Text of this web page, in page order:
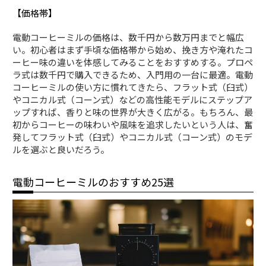
【価格帯】
電動コーヒーミルの価格は、数千円から数万円までと幅広
い。初心者はまず手頃な価格帯から始め、挽き方や淹れたコ
ーヒー味の違いを体感してみることをおすすめする。プロペ
ラ式は数千円で購入できるため、入門用の一台に最適。電動
コーヒーミルの使い方に慣れてきたら、フラット式（臼式）
やコニカル式（コーン式）などの高性能モデルにステップア
ップすれば、香りと味の世界が大きく広がる。もちろん、最
初からコーヒーの味わいや風味を追求したいという人は、奮
発してフラット式（臼式）やコニカル式（コーン式）のモデ
ルを選ぶと良いだろう。
電動コーヒーミルのおすすめ25選